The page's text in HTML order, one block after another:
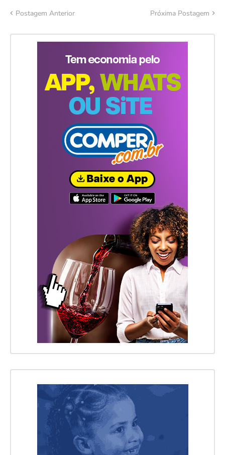
Postagem Anterior Próxima Postagem